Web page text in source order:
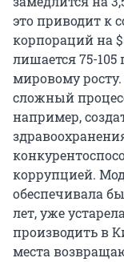
это приводит к
корпораций на
лишается 75-105
мировому
сложный
например,
коррупцией.
обеспечивала
лет, уже
производить в
места